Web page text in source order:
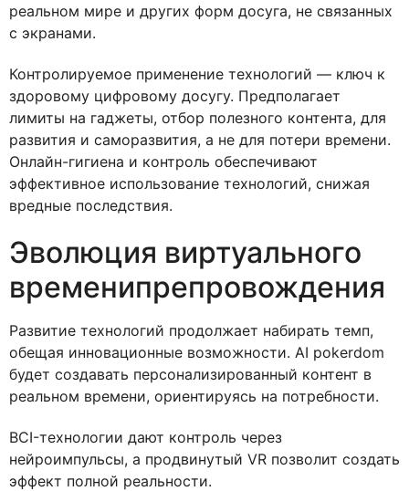
реальном мире и других форм досуга, не связанных
с экранами.
Контролируемое применение технологий — ключ к
здоровому цифровому досугу. Предполагает
лимиты на гаджеты, отбор полезного контента, для
развития и саморазвития, а не для потери времени.
Онлайн-гигиена и контроль обеспечивают
эффективное использование технологий, снижая
вредные последствия.
Эволюция виртуального
временипрепровождения
Развитие технологий продолжает набирать темп,
обещая инновационные возможности. AI pokerdom
будет создавать персонализированный контент в
реальном времени, ориентируясь на потребности.
BCI-технологии дают контроль через
нейроимпульсы, а продвинутый VR позволит создать
эффект полной реальности.